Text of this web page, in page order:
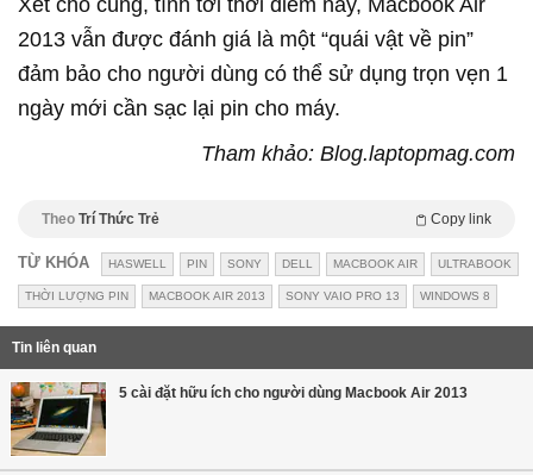
Xét cho cùng, tính tới thời điểm này, Macbook Air
2013 vẫn được đánh giá là một “quái vật về pin”
đảm bảo cho người dùng có thể sử dụng trọn vẹn 1
ngày mới cần sạc lại pin cho máy.
Tham khảo: Blog.laptopmag.com
Theo Trí Thức Trẻ Copy link
TỪ KHÓA HASWELL PIN SONY DELL MACBOOK AIR ULTRABOOK
THỜI LƯỢNG PIN MACBOOK AIR 2013 SONY VAIO PRO 13 WINDOWS 8
Tin liên quan
5 cài đặt hữu ích cho người dùng Macbook Air 2013